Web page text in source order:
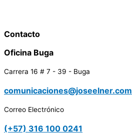
Contacto
Oficina Buga
Carrera 16 # 7 - 39 - Buga
comunicaciones@joseelner.com
Correo Electrónico
(+57) 316 100 0241